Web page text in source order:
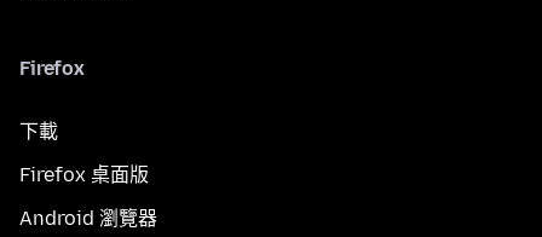
Firefox
下載
Firefox 桌面版
Android 瀏覽器